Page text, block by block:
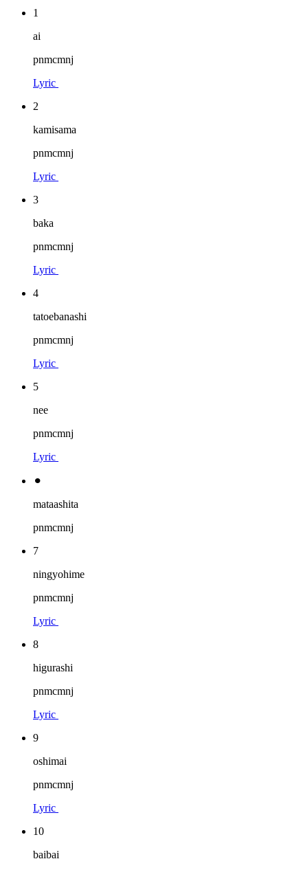
1
ai
pnmcmnj
Lyric
2
kamisama
pnmcmnj
Lyric
3
baka
pnmcmnj
Lyric
4
tatoebanashi
pnmcmnj
Lyric
5
nee
pnmcmnj
Lyric
⚫︎
mataashita
pnmcmnj
7
ningyohime
pnmcmnj
Lyric
8
higurashi
pnmcmnj
Lyric
9
oshimai
pnmcmnj
Lyric
10
baibai